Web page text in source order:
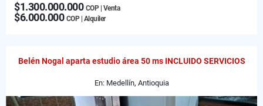
$1.300.000.000 COP | Venta
$6.000.000 COP | Alquiler
Belén Nogal aparta estudio área 50 ms INCLUIDO SERVICIOS
En: Medellín, Antioquia